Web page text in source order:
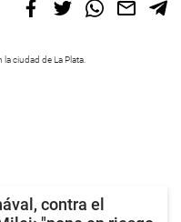
ciudad de La Plata.
contra el